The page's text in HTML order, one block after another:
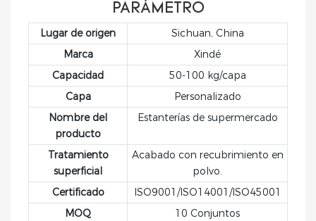
supermercados,
tiendas de abarrotes,
tiendas de
conveniencia y
comercios
especializados.
conveniencia
conveniencia,
especializados y
tiendas de marca. Con
un elegante acabado
en blanco y negro, una
resistente estructura
de acero y paneles
perforados integrados,
esta caja combina
funcionalidad,
durabilidad y una
estética
contemporánea.
elegante diseño, no
espacio de exhibición,
sino que también
realzan el atractivo
visual de sus
productos. Tanto si
exhibe comestibles,
artículos, este sistema
de estanterías ofrece
un soporte fiable y
una presentación
organizada,
PARÁMETRO
Lugar de origen
Sichuan, China
Marca
Xindé
Capacidad
50-100 kg/capa
Capa
Personalizado
Nombre del
producto
Estanterías de supermercado
Tratamiento
superficial
Acabado con recubrimiento en
polvo.
Certificado
ISO9001/ISO14001/ISO45001
MOQ
10 Conjuntos